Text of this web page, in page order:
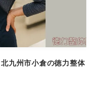
九州市小倉の徳力整体